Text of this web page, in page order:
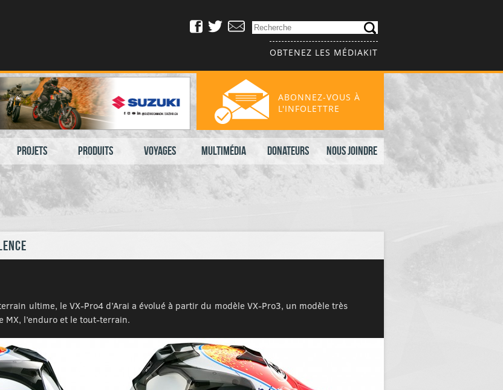
OBTENEZ LES MÉDIAKIT
Projets Produits Voyages Multimédia Donateurs Nous joindre
ABONNEZ-VOUS À
L'INFOLETTRE
ultime, le VX-Pro4 d’Arai a évolué à partir du modèle VX-Pro3, un modèle très
l’enduro et le tout-terrain.